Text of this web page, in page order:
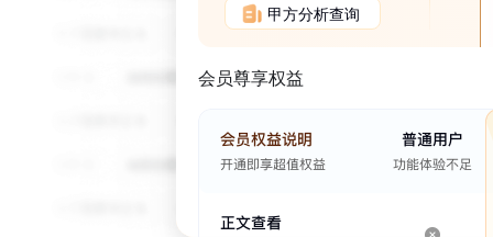
甲方分析查询
会员尊享权益